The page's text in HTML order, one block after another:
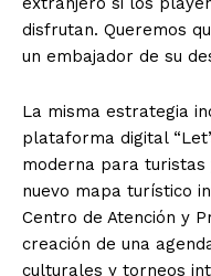
disfrutan. Queremos
un embajador de su
La misma estrategia
plataforma digital
moderna para turistas
nuevo mapa turístico
Centro de Atención y
creación de una
culturales y torneos